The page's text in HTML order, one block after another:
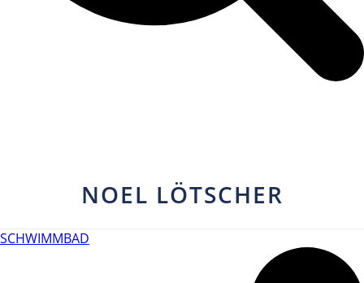
NOEL LÖTSCHER
SCHWIMMBAD